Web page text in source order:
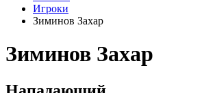
Игроки
Зиминов Захар
Зиминов Захар